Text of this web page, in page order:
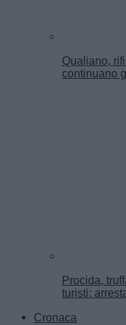
Qualiano,
continuano
Procida,
turisti:
Cronaca